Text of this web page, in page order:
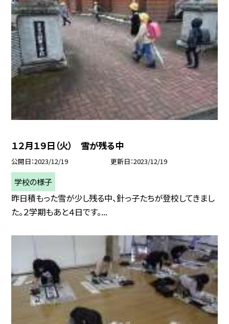
１２月１９日（火） 雪が残る中
公開日 2023/12/19 更新日 2023/12/19
学校の様子
昨日積もった雪が少し残る中、針っ子たちが登校してきまし
た。２学期もあと４日です。...